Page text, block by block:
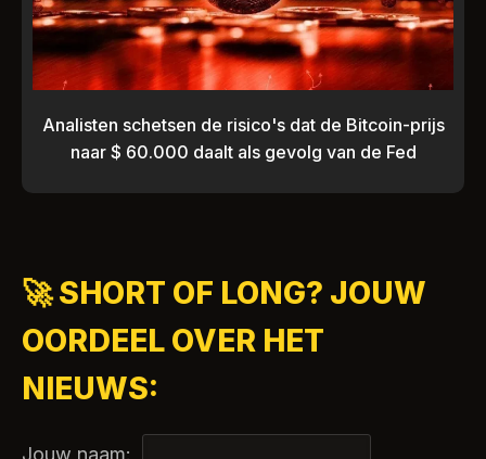
Analisten schetsen de risico's dat de Bitcoin-prijs
naar $ 60.000 daalt als gevolg van de Fed
🚀 SHORT OF LONG? JOUW
OORDEEL OVER HET
NIEUWS:
Jouw naam: